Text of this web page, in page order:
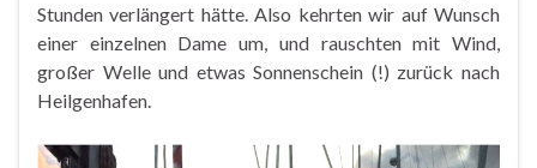
Stunden verlängert hätte. Also kehrten wir auf Wunsch
einer einzelnen Dame um, und rauschten mit Wind,
großer Welle und etwas Sonnenschein (!) zurück nach
Heilgenhafen.